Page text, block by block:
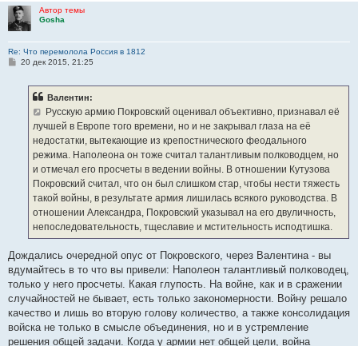
Автор темы
Gosha
Re: Что перемолола Россия в 1812
С20 дек 2015, 21:25
Валентин:
Русскую армию Покровский оценивал объективно, признавал её
лучшей в Европе того времени, но и не закрывал глаза на её
недостатки, вытекающие из крепостнического феодального
режима. Наполеона он тоже считал талантливым полководцем, но
и отмечал его просчеты в ведении войны. В отношении Кутузова
Покровский считал, что он был слишком стар, чтобы нести тяжесть
такой войны, в результате армия лишилась всякого руководства. В
отношении Александра, Покровский указывал на его двуличность,
непоследовательность, тщеславие и мстительность исподтишка.
Дождались очередной опус от Покровского, через Валентина - вы
вдумайтесь в то что вы привели: Наполеон талантливый полководец,
только у него просчеты. Какая глупость. На войне, как и в сражении
случайностей не бывает, есть только закономерности. Войну решало
качество и лишь во вторую голову количество, а также консолидация
войска не только в смысле объединения, но и в устремление
решения общей задачи. Когда у армии нет общей цели, война